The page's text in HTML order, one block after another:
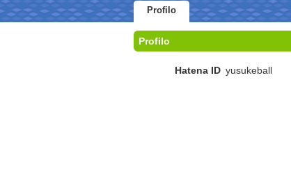
Profilo
Profilo
Hatena ID yusukeball